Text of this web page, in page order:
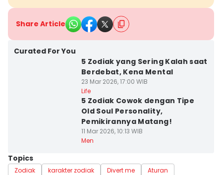
Share Article
Curated For You
5 Zodiak yang Sering Kalah saat
Berdebat, Kena Mental
23 Mar 2026, 17:00 WIB
Life
5 Zodiak Cowok dengan Tipe
Old Soul Personality,
Pemikirannya Matang!
11 Mar 2026, 10:13 WIB
Men
Topics
Zodiak karakter zodiak Divert me
Aturan